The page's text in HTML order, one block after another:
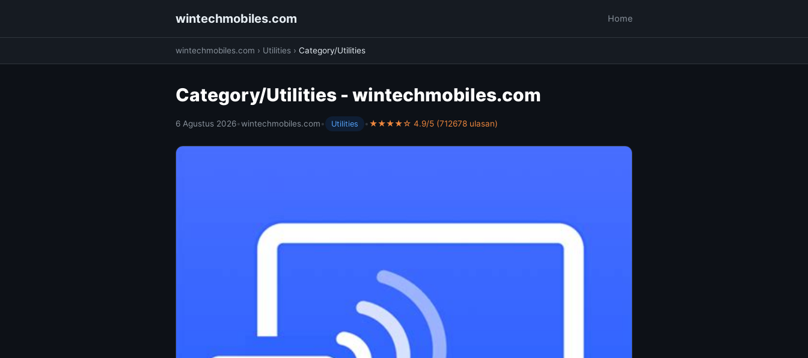
wintechmobiles.com Home
wintechmobiles.com › Utilities › Category/Utilities
Category/Utilities - wintechmobiles.com
6 Agustus 2026•wintechmobiles.com• Utilities •★★★★☆ 4.9/5 (712678 ulasan)